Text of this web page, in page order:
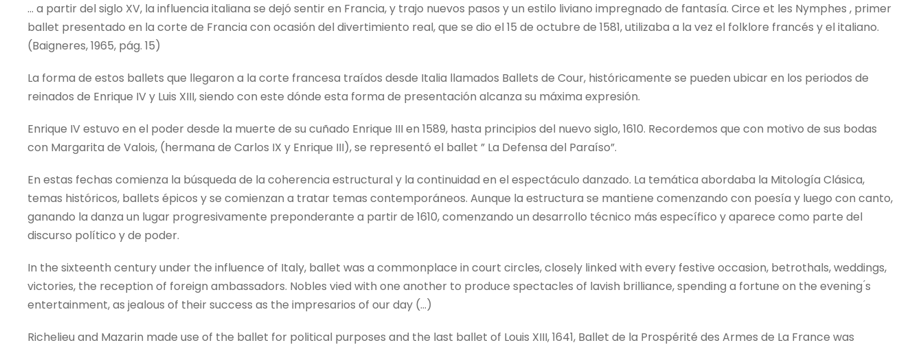
… a partir del siglo XV, la influencia italiana se dejó sentir en Francia, y trajo nuevos pasos y un estilo liviano impregnado de fantasía. Circe et les Nymphes , primer
ballet presentado en la corte de Francia con ocasión del divertimiento real, que se dio el 15 de octubre de 1581, utilizaba a la vez el folklore francés y el italiano.
(Baigneres, 1965, pág. 15)
La forma de estos ballets que llegaron a la corte francesa traídos desde Italia llamados Ballets de Cour, históricamente se pueden ubicar en los periodos de
reinados de Enrique IV y Luis XIII, siendo con este dónde esta forma de presentación alcanza su máxima expresión.
Enrique IV estuvo en el poder desde la muerte de su cuñado Enrique III en 1589, hasta principios del nuevo siglo, 1610. Recordemos que con motivo de sus bodas
con Margarita de Valois, (hermana de Carlos IX y Enrique III), se representó el ballet ” La Defensa del Paraíso”.
En estas fechas comienza la búsqueda de la coherencia estructural y la continuidad en el espectáculo danzado. La temática abordaba la Mitología Clásica,
temas históricos, ballets épicos y se comienzan a tratar temas contemporáneos. Aunque la estructura se mantiene comenzando con poesía y luego con canto,
ganando la danza un lugar progresivamente preponderante a partir de 1610, comenzando un desarrollo técnico más específico y aparece como parte del
discurso político y de poder.
In the sixteenth century under the influence of Italy, ballet was a commonplace in court circles, closely linked with every festive occasion, betrothals, weddings,
victories, the reception of foreign ambassadors. Nobles vied with one another to produce spectacles of lavish brilliance, spending a fortune on the evening ́s
entertainment, as jealous of their success as the impresarios of our day (…)
Richelieu and Mazarin made use of the ballet for political purposes and the last ballet of Louis XIII, 1641, Ballet de la Prospérité des Armes de La France was